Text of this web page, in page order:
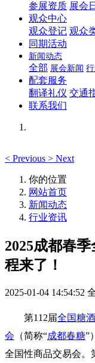
参展资质 展会
观众中心
观众登记 观众
同期活动
新闻动态
全部 展会新闻
配套服务
翻译礼仪 交通
联系我们
< Previous > Next
你的位置
网站首页
新闻动态
行业资讯
2025成都春
程来了！
2025-01-04 14:54:52
第112届全国糖
会 （简称“成都春糖”
全国性商品交易会。